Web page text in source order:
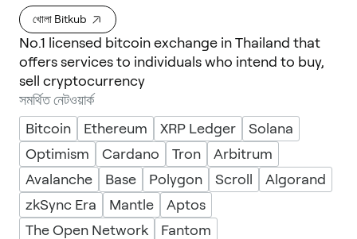
খোলা Bitkub
No.1 licensed bitcoin exchange in Thailand that
offers services to individuals who intend to buy,
sell cryptocurrency
সমর্থিত নেটওয়ার্ক
Bitcoin
Ethereum XRP Ledger
Solana
Optimism
Cardano Tron
Arbitrum
Avalanche
Base Polygon Scroll
Algorand
zkSync Era
Mantle
Aptos
The Open Network
Fantom